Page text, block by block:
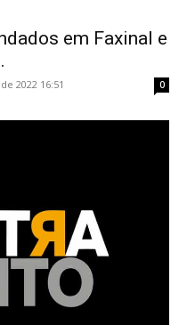
em Faxinal e
2022 16:51 0